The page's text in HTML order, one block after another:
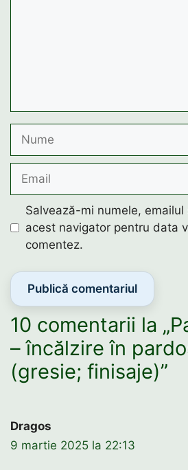
Nume
Email
Salvează-mi numele,
acest navigator pentru data
comentez.
10 comentarii la
– încălzire în
(gresie; finisaje)”
Dragos
9 martie 2025 la 22:13